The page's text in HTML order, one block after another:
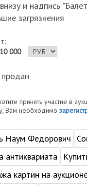
и надпись
загрязнения
000
принять участие в
Вам необходимо
Наум Федорович
антиквариата
картин на